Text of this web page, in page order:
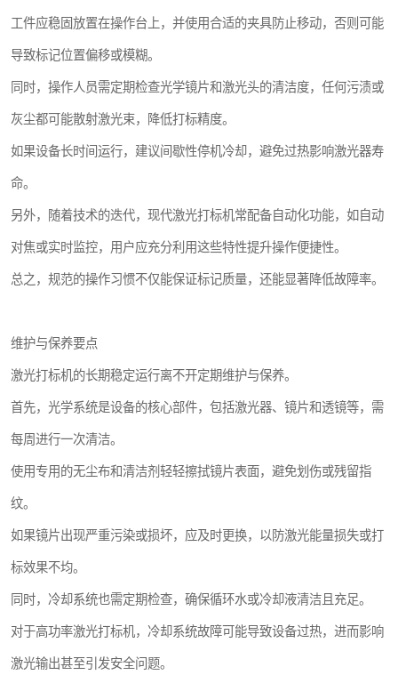
工件应稳固放置在操作台上，并使用合适的夹具防止移动，否则可能
导致标记位置偏移或模糊。
同时，操作人员需定期检查光学镜片和激光头的清洁度，任何污渍或
灰尘都可能散射激光束，降低打标精度。
如果设备长时间运行，建议间歇性停机冷却，避免过热影响激光器寿
命。
另外，随着技术的迭代，现代激光打标机常配备自动化功能，如自动
对焦或实时监控，用户应充分利用这些特性提升操作便捷性。
总之，规范的操作习惯不仅能保证标记质量，还能显著降低故障率。
维护与保养要点
激光打标机的长期稳定运行离不开定期维护与保养。
首先，光学系统是设备的核心部件，包括激光器、镜片和透镜等，需
每周进行一次清洁。
使用专用的无尘布和清洁剂轻轻擦拭镜片表面，避免划伤或残留指
纹。
如果镜片出现严重污染或损坏，应及时更换，以防激光能量损失或打
标效果不均。
同时，冷却系统也需定期检查，确保循环水或冷却液清洁且充足。
对于高功率激光打标机，冷却系统故障可能导致设备过热，进而影响
激光输出甚至引发安全问题。